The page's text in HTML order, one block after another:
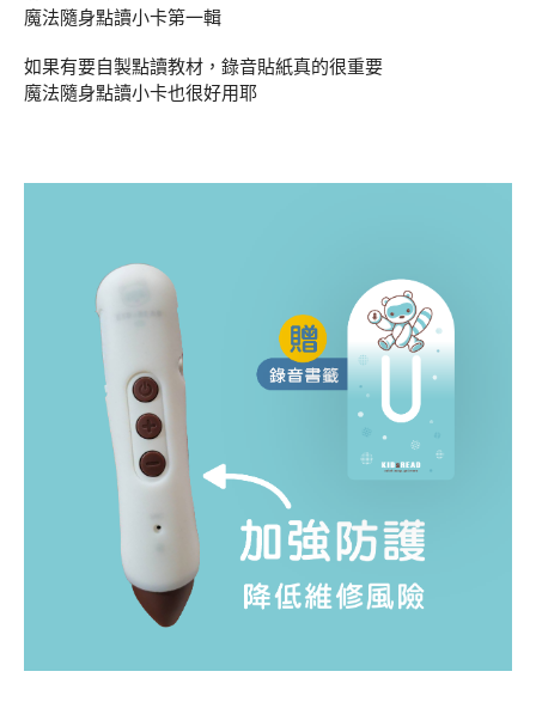
魔法隨身點讀小卡第一輯
如果有要自製點讀教材，錄音貼紙真的很重要
魔法隨身點讀小卡也很好用耶